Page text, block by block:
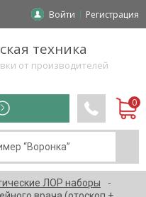
Войти Регистрация
техника
от производителей
ЛОР наборы